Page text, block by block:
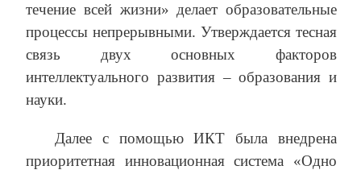
течение всей жизни» делает образовательные
процессы непрерывными. Утверждается тесная
связь двух основных факторов
интеллектуального развития – образования и
науки.
Далее с помощью ИКТ была внедрена
приоритетная инновационная система «Одно